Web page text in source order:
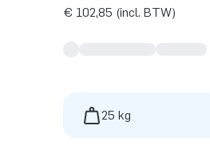
€ 102,85 (incl. BTW)
25 kg